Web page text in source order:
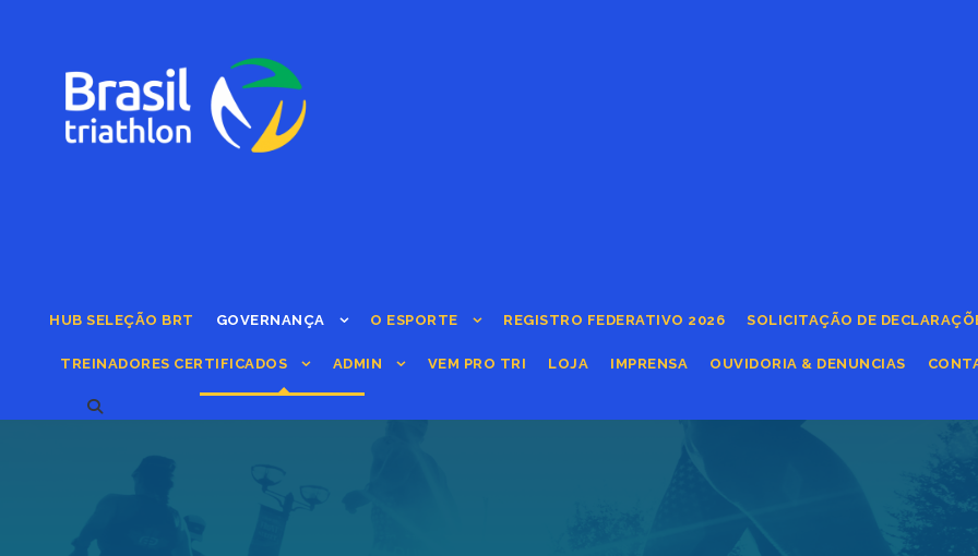
HUB SELEÇÃO BRT GOVERNANÇA O ESPORTE REGISTRO FEDERATIVO 2026 SOLICITAÇÃO DE
TREINADORES CERTIFICADOS ADMIN VEM PRO TRI LOJA IMPRENSA OUVIDORIA & DENUNCIAS